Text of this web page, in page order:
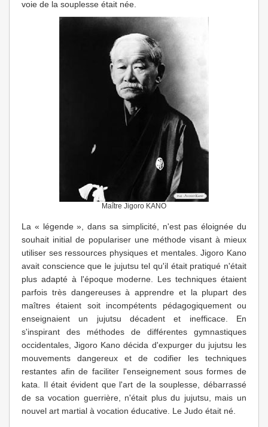
voie de la souplesse était née.
Maître Jigoro KANO
La « légende », dans sa simplicité, n'est pas éloignée du
souhait initial de populariser une méthode visant à mieux
utiliser ses ressources physiques et mentales. Jigoro Kano
avait conscience que le jujutsu tel qu'il était pratiqué n'était
plus adapté à l'époque moderne. Les techniques étaient
parfois très dangereuses à apprendre et la plupart des
maîtres étaient soit incompétents pédagogiquement ou
enseignaient un jujutsu décadent et inefficace. En
s'inspirant des méthodes de différentes gymnastiques
occidentales, Jigoro Kano décida d'expurger du jujutsu les
mouvements dangereux et de codifier les techniques
restantes afin de faciliter l'enseignement sous formes de
kata. Il était évident que l'art de la souplesse, débarrassé
de sa vocation guerrière, n'était plus du jujutsu, mais un
nouvel art martial à vocation éducative. Le Judo était né.